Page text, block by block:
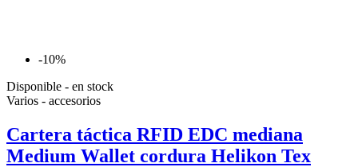
-10%
Disponible - en stock
Varios - accesorios
Cartera táctica RFID EDC mediana
Medium Wallet cordura Helikon Tex